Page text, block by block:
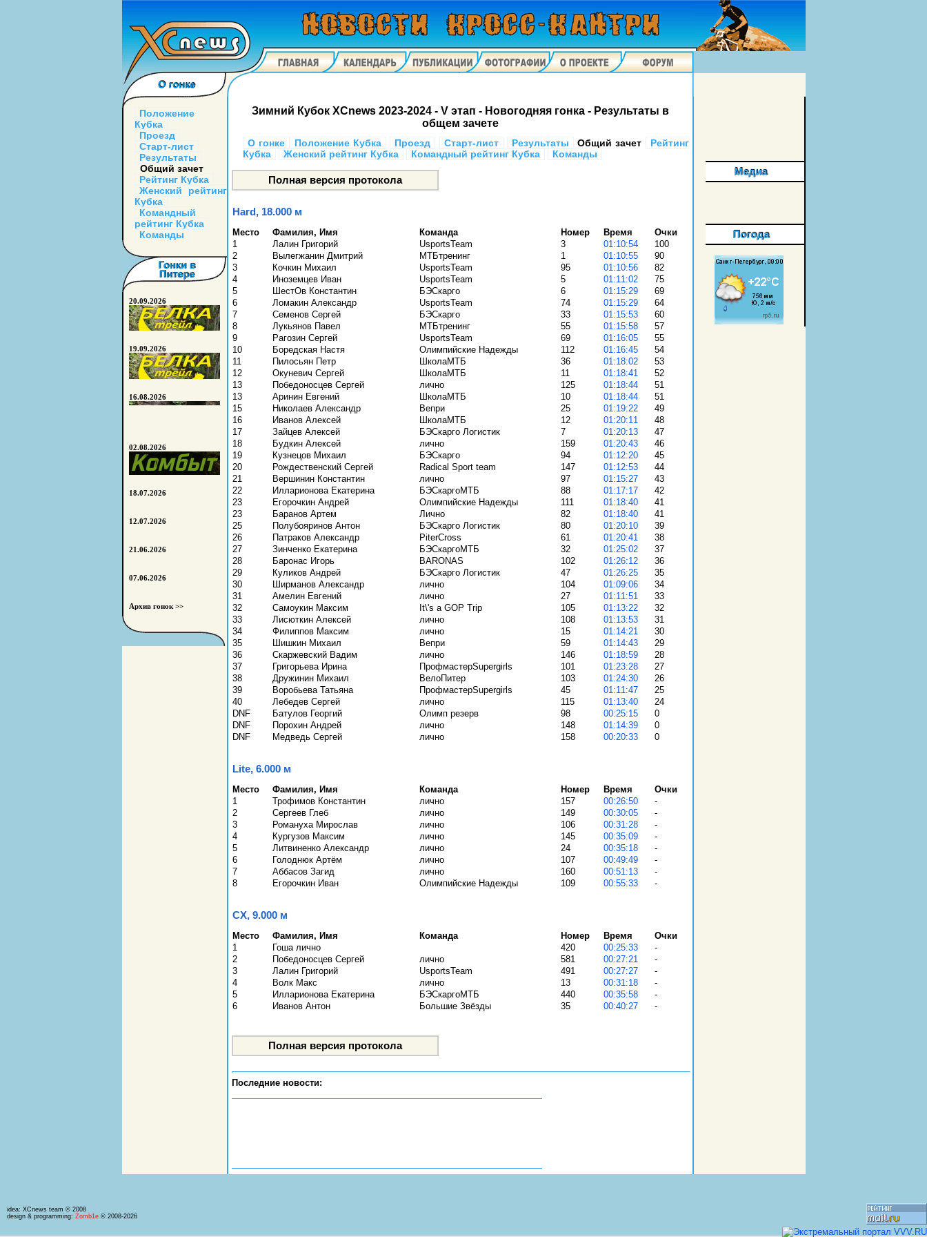
Зимний Кубок XCnews 2023-2024 - V этап - Новогодняя гонка - Результаты в
общем зачете
О гонке Положение Кубка Проезд Старт-лист Результаты Общий зачет
Рейтинг
Кубка
Женский рейтинг Кубка Командный рейтинг Кубка Команды
Hard, 18.000 м
Место Фамилия, Имя Команда Номер Время
Очки
1
Лалин Григорий UsportsTeam 3
100
2
Вылегжанин Дмитрий МТБтренинг 1
90
3
Кочкин Михаил UsportsTeam 95
82
4
Иноземцев Иван UsportsTeam 5
75
5
ШестОв Константин БЭСкарго 6
69
6
Ломакин Александр UsportsTeam 74
64
7
Семенов Сергей БЭСкарго 33
60
8
Лукьянов Павел МТБтренинг 55
57
9
Рагозин Сергей UsportsTeam 69
55
10
Боредская Настя Олимпийские Надежды 112
54
11
Пилосьян Петр ШколаМТБ 36
53
12
Окуневич Сергей ШколаМТБ 11
52
13
Победоносцев Сергей лично 125
51
13
Аринин Евгений ШколаМТБ 10
51
15
Николаев Александр Вепри 25
49
16
Иванов Алексей ШколаМТБ 12
48
17
Зайцев Алексей БЭСкарго Логистик 7
47
18
Будкин Алексей лично 159
46
19
Кузнецов Михаил БЭСкарго 94
45
20
Рождественский Сергей Radical Sport team 147
44
21
Вершинин Константин лично 97
43
22
Илларионова Екатерина БЭСкаргоМТБ 88
42
23
Егорочкин Андрей Олимпийские Надежды 111
41
23
Баранов Артем Лично 82
41
25
Полубояринов Антон БЭСкарго Логистик 80
39
26
Патраков Александр PiterCross 61
38
27
Зинченко Екатерина БЭСкаргоМТБ 32
37
28
Баронас Игорь BARONAS 102
36
29
Куликов Андрей БЭСкарго Логистик 47
35
30
Ширманов Александр лично 104
34
31
Амелин Евгений лично 27
33
32
Самоукин Максим It\'s a GOP Trip 105
32
33
Лисюткин Алексей лично 108
31
34
Филиппов Максим лично 15
30
35
Шишкин Михаил Вепри 59
29
36
Скаржевский Вадим лично 146
28
37
Григорьева Ирина ПрофмастерSupergirls 101
27
38
Дружинин Михаил ВелоПитер 103
26
39
Воробьева Татьяна ПрофмастерSupergirls 45
25
40
Лебедев Сергей лично 115
24
DNF
Батулов Георгий Олимп резерв 98
0
DNF
Порохин Андрей лично 148
0
DNF
Медведь Сергей лично 158 0
Lite, 6.000 м
Место Фамилия, Имя Команда Номер Время
Очки
1
Трофимов Константин лично 157
-
2
Сергеев Глеб лично 149
-
3
Романуха Мирослав лично 106
-
4
Кургузов Максим лично 145
-
5
Литвиненко Александр лично 24
-
6
Голоднюк Артём лично 107
-
7
Аббасов Загид лично 160
-
8
Егорочкин Иван Олимпийские Надежды 109 -
CX, 9.000 м
Место Фамилия, Имя Команда Номер Время
Очки
1
Гоша лично 420
-
2
Победоносцев Сергей лично 581
-
3
Лалин Григорий UsportsTeam 491
-
4
Волк Макс лично 13
-
5
Илларионова Екатерина БЭСкаргоМТБ 440
-
6
Иванов Антон Большие Звёзды 35 -
Последние новости:
Положение
Кубка
Проезд
Старт-лист
Результаты
Общий зачет
Рейтинг Кубка
Женский рейтинг
Кубка
Командный
рейтинг Кубка
Команды
20.09.2026
19.09.2026
16.08.2026
02.08.2026
18.07.2026
12.07.2026
21.06.2026
07.06.2026
Архив гонок >>
Медиа
Погода
idea: XCnews team © 2008
design & programming: Zomb1e © 2008-2026